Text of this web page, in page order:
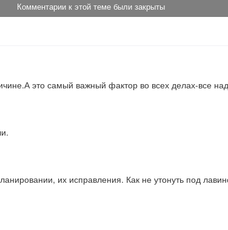
Комментарии к этой теме были закрыты
это самый важный фактор во всех делах-все
их исправления. Как не утонуть под